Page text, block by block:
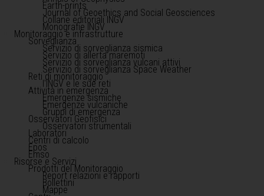
Earth-prints
Journal of Geoethics and Social Geosciences
Collane editoriali INGV
Monografie INGV
Monitoraggio e infrastrutture
Sorveglianza
Servizio di sorveglianza sismica
Servizio di allerta maremoti
Servizio di sorveglianza vulcani attivi
Servizio di sorveglianza Space Weather
Reti di monitoraggio
l'INGV e le sue reti
Attività in emergenza
Emergenze sismiche
Emergenze vulcaniche
Gruppi di emergenza
Osservatori Geofisici
Osservatori strumentali
Laboratori
Centri di calcolo
Epos
Emso
Risorse e Servizi
Prodotti del Monitoraggio
Report relazioni e rapporti
Bollettini
Mappe